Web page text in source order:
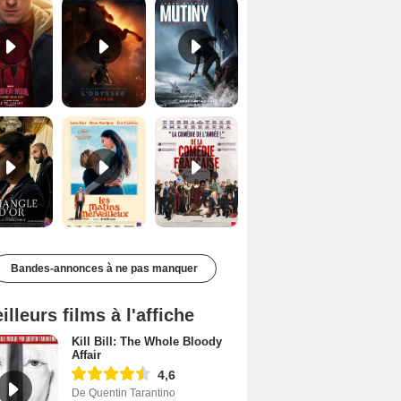
Les Matins merveilleux Bande-annonce VF De la Comédie-Française Teaser VF
Bandes-annonces à ne pas manquer
films à l'affiche
Kill Bill: The Whole Bloody
Affair
4,6
De Quentin Tarantino